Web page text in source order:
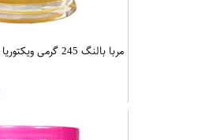
مربا بالنگ 245 گرمی ویکتوریا موسوی